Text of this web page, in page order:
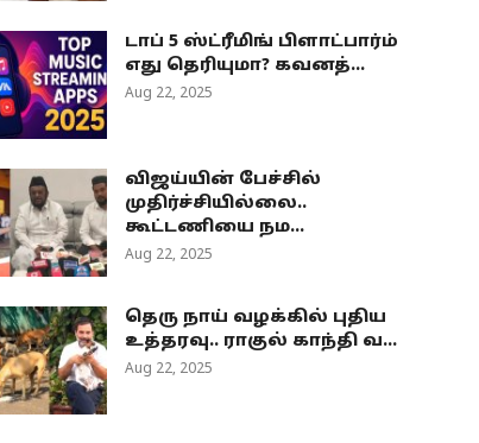
டாப் 5 ஸ்ட்ரீமிங் பிளாட்பார்ம்
எது தெரியுமா? கவனத்...
Aug 22, 2025
விஜய்யின் பேச்சில்
முதிர்ச்சியில்லை..
கூட்டணியை நம...
Aug 22, 2025
தெரு நாய் வழக்கில் புதிய
உத்தரவு.. ராகுல் காந்தி வ...
Aug 22, 2025